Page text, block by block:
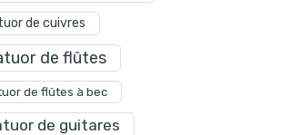
de cuivres
de flûtes
de flûtes à bec
de guitares